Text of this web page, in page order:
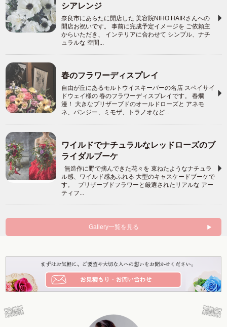
シアレンジ
奈良市にあらたに開店した 美容院NIHO HAIRさんへの
開店お祝いです。 事前に完成予定イメージを ご依頼主
からいただき、 インテリアに合わせて シンプル、ナチ
ュラルな 空間...
春のフラワーディスプレイ
自由が丘にあるモルトウイスキーバーの名店 スペイサイ
ドウェイ様の 春のフラワーディスプレイです。 春爛
漫！ 大きなプリザーブドのオールドローズと アネモ
ネ、パンジー、ミモザ、トラノオなど...
ワイルドでナチュラルなレッドローズのブ
ライダルブーケ
無造作に野で摘んできた花々を 束ねたようなナチュラ
ル感、ワイルド感あふれる 大型のキャスケードブーケで
す。 プリザーブドフラワーと厳選されたリアルな アー
ティフ...
Gallery一覧を見る